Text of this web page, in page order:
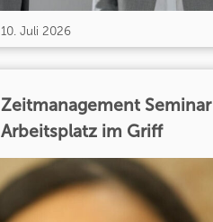
10. Juli 2026
Zeitmanagement
Arbeitsplatz im Griff